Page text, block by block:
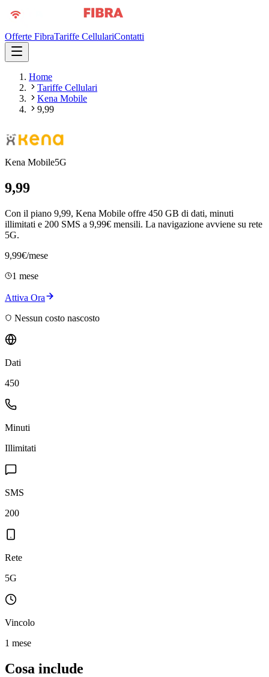
Offerte FibraTariffe CellulariContatti
Home
Tariffe Cellulari
Kena Mobile
9,99
Kena Mobile5G
9,99
Con il piano 9,99, Kena Mobile offre 450 GB di dati, minuti
illimitati e 200 SMS a 9,99€ mensili. La navigazione avviene su rete
5G.
9,99€/mese
1 mese
Attiva Ora
Nessun costo nascosto
Dati
450
Minuti
Illimitati
SMS
200
Rete
5G
Vincolo
1 mese
Cosa include